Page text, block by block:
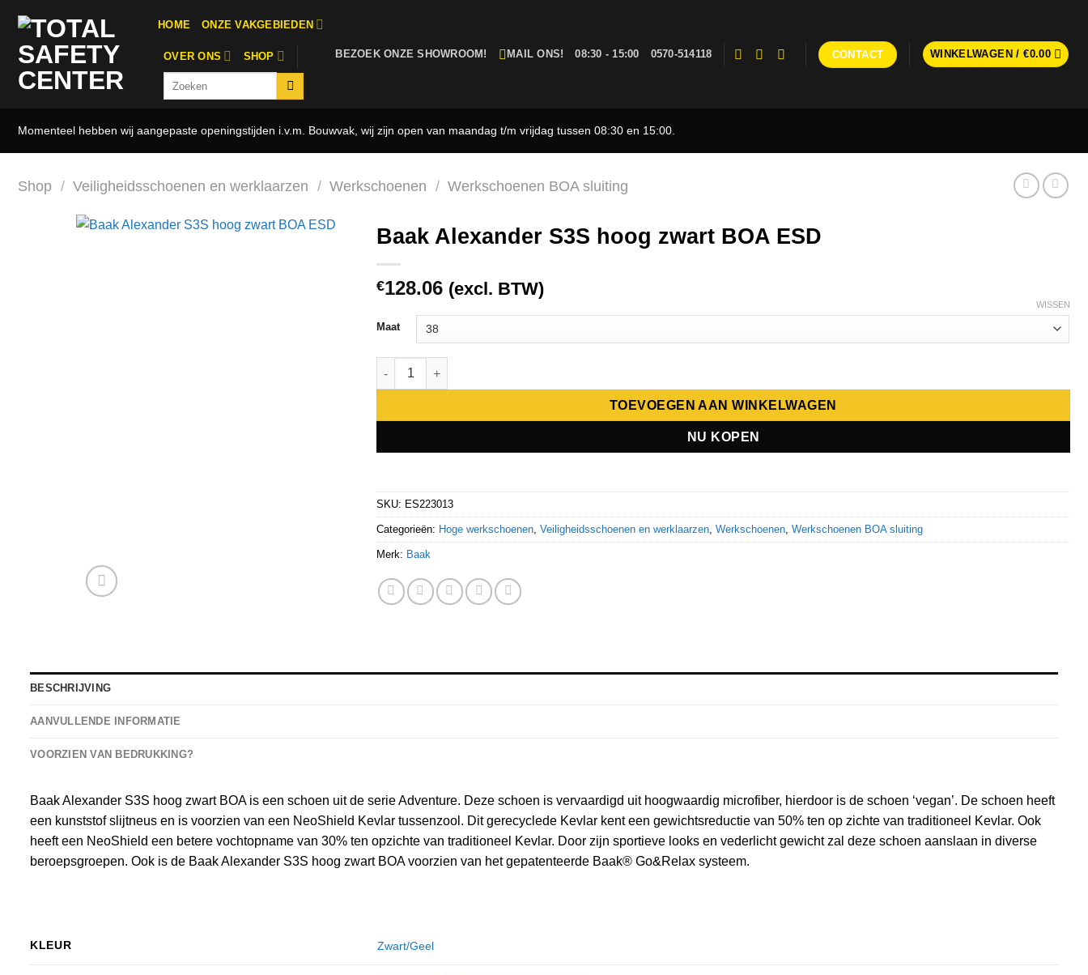
naar
inhoud
HOME ONZE VAKGEBIEDEN
OVER ONS SHOP BEZOEK ONZE SHOWROOM! MAIL ONS! 08:30 - 15:00 0570-514118 CONTACT WINKELWAGEN /€0.00
Momenteel hebben wij aangepaste openingstijden i.v.m. Bouwvak, wij zijn open van maandag t/m vrijdag tussen 08:30 en 15:00.
Shop / Veiligheidsschoenen en werklaarzen / Werkschoenen / Werkschoenen BOA sluiting
Baak Alexander S3S hoog zwart BOA ESD
€128.06 (excl. BTW)
Maat
WISSEN
Baak Alexander S3S hoog zwart BOA ESD aantal
TOEVOEGEN AAN WINKELWAGEN
NU KOPEN
SKU: ES223013
Categorieën: Hoge werkschoenen,Veiligheidsschoenen en werklaarzen,Werkschoenen,Werkschoenen BOA sluiting
Merk: Baak
BESCHRIJVING
AANVULLENDE INFORMATIE
VOORZIEN VAN BEDRUKKING?
Baak Alexander S3S hoog zwart BOA is een schoen uit de serie Adventure. Deze schoen is vervaardigd uit hoogwaardig microfiber, hierdoor is de schoen ‘vegan’. De schoen heeft
een kunststof slijtneus en is voorzien van een NeoShield Kevlar tussenzool. Dit gerecyclede Kevlar kent een gewichtsreductie van 50% ten op zichte van traditioneel Kevlar. Ook
heeft een NeoShield een betere vochtopname van 30% ten opzichte van traditioneel Kevlar. Door zijn sportieve looks en vederlicht gewicht zal deze schoen aanslaan in diverse
beroepsgroepen. Ook is de Baak Alexander S3S hoog zwart BOA voorzien van het gepatenteerde Baak® Go&Relax systeem.
KLEUR Zwart/Geel